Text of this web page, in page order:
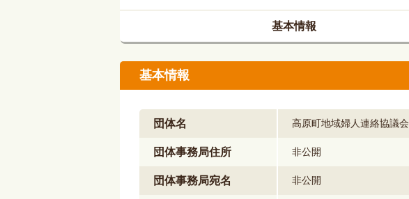
基本情報
基本情報
団体名 高原町地域婦人連絡協議会
団体事務局住所 非公開
団体事務局宛名 非公開